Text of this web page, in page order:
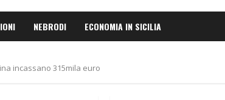
NEBRODI ECONOMIA IN SICILIA
incassano 315mila euro